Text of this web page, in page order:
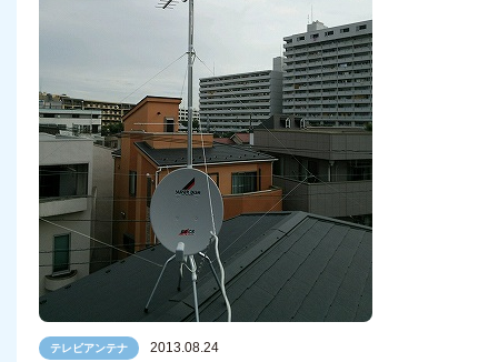
テレビアンテナ 2013.08.24